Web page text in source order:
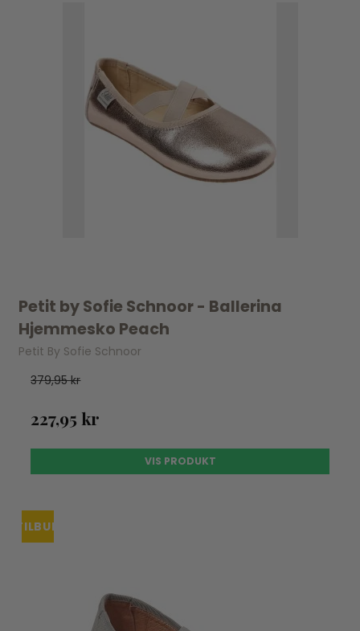
Petit by Sofie Schnoor - Ballerina
Hjemmesko Peach
Petit By Sofie Schnoor
379,95 kr
227,95 kr
VIS PRODUKT
TILBUD